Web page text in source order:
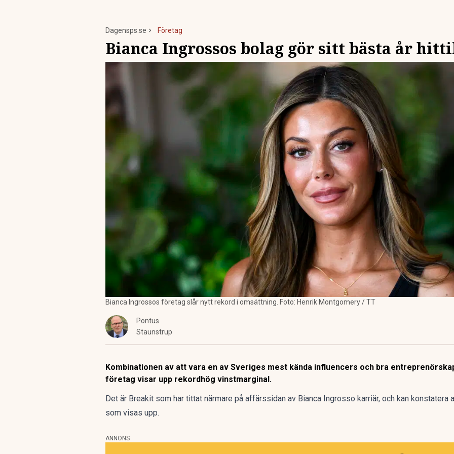
Dagensps.se Företag
Bianca Ingrossos bolag gör sitt bästa år
Bianca Ingrossos företag slår nytt rekord i omsättning. Foto: Henrik Montgomery / TT
Pontus
Staunstrup
Kombinationen av att vara en av Sveriges mest kända influencers och bra
företag visar upp rekordhög vinstmarginal.
Det är Breakit som har tittat närmare på affärssidan av Bianca Ingrosso karriär, och kan konstatera
som visas upp.
ANNONS